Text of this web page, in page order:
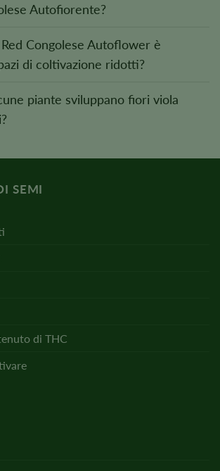
Autofiorente?
Congolese Autoflower è
di coltivazione ridotti?
piante sviluppano fiori viola
SEMI
di THC